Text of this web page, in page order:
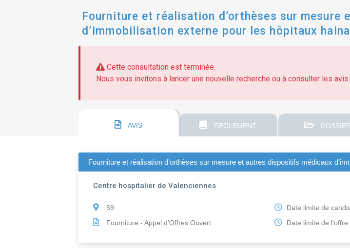
Fourniture et réalisation d’orthèses sur
d’immobilisation externe pour les hôpitaux
Cette consultation est terminée.
Nous vous invitons à lancer une nouvelle recherche ou à consulter les
AVIS REGLEMENT DOSSIER
Fourniture et réalisation d’orthèses sur mesure et autres dispositifs médicaux
Centre hospitalier de Valenciennes
59
Fourniture - Appel d'Offres Ouvert
Date limite de
Date limite de l'offre